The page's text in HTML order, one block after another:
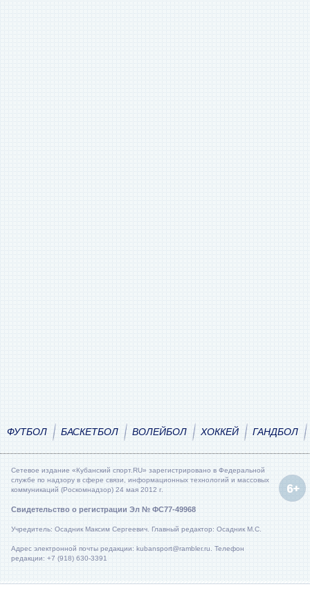
ФУТБОЛ БАСКЕТБОЛ ВОЛЕЙБОЛ ХОККЕЙ ГАНДБОЛ
Сетевое издание «Кубанский спорт.RU» зарегистрировано в Федеральной
службе по надзору в сфере связи, информационных технологий и массовых
коммуникаций (Роскомнадзор) 24 мая 2012 г.
Свидетельство о регистрации Эл № ФС77-49968
Учредитель: Осадник Максим Сергеевич. Главный редактор: Осадник М.С.
Адрес электронной почты редакции: kubansport@rambler.ru. Телефон
редакции: +7 (918) 630-3391